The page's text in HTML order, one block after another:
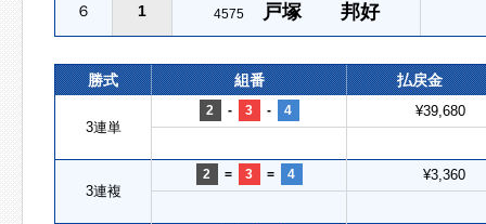
６ 1 4575 戸塚 邦好
勝式 組番 払戻金
3連単
2 - 3 - 4 ¥39,680
3連複
2 = 3 = 4 ¥3,360